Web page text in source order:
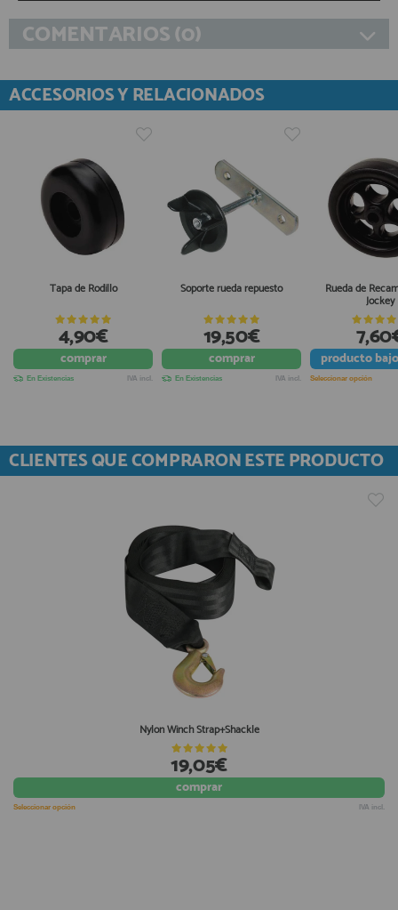
COMENTARIOS (0)
ACCESORIOS Y RELACIONADOS
Tapa de Rodillo
4,90€
comprar
En Existencias IVA incl.
Soporte rueda repuesto
19,50€
comprar
En Existencias IVA incl.
Rueda de
Jockey
producto
Seleccionar opción
CLIENTES QUE COMPRARON ESTE PRODUCTO
Nylon Winch Strap+Shackle
19,05€
comprar
Seleccionar opción IVA incl.